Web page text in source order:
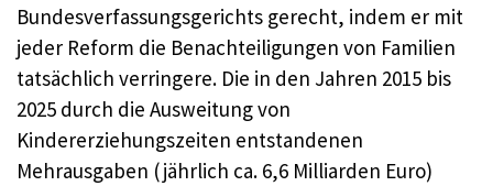
Bundesverfassungsgerichts gerecht, indem er mit
jeder Reform die Benachteiligungen von Familien
tatsächlich verringere. Die in den Jahren 2015 bis
2025 durch die Ausweitung von
Kindererziehungszeiten entstandenen
Mehrausgaben (jährlich ca. 6,6 Milliarden Euro)